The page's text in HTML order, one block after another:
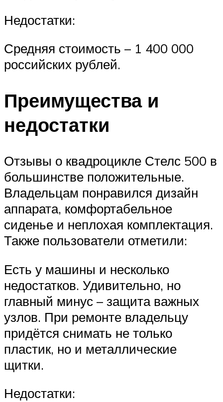
Недостатки:
Средняя стоимость – 1 400 000
российских рублей.
Преимущества и
недостатки
Отзывы о квадроцикле Стелс 500 в
большинстве положительные.
Владельцам понравился дизайн
аппарата, комфортабельное
сиденье и неплохая комплектация.
Также пользователи отметили:
Есть у машины и несколько
недостатков. Удивительно, но
главный минус – защита важных
узлов. При ремонте владельцу
придётся снимать не только
пластик, но и металлические
щитки.
Недостатки: